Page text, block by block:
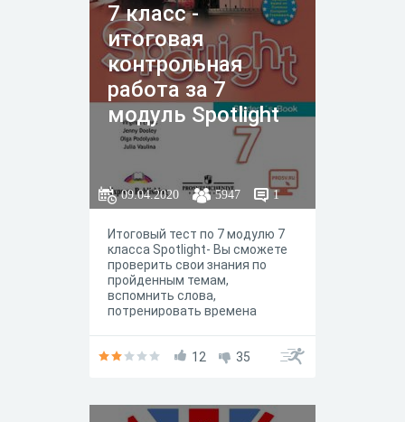
7 класс -
итоговая
контрольная
работа за 7
модуль Spotlight
09.04.2020 5947 1
Итоговый тест по 7 модулю 7
класса Spotlight- Вы сможете
проверить свои знания по
пройденным темам,
вспомнить слова,
потренировать времена
фразовый глагол turn+
12 35